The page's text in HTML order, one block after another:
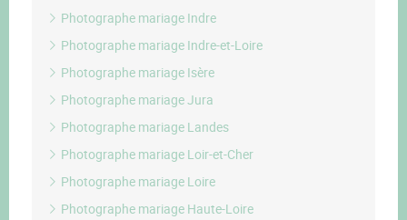
Photographe mariage Indre
Photographe mariage Indre-et-Loire
Photographe mariage Isère
Photographe mariage Jura
Photographe mariage Landes
Photographe mariage Loir-et-Cher
Photographe mariage Loire
Photographe mariage Haute-Loire